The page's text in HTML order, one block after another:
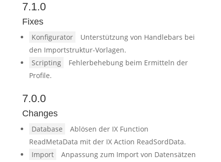
7.1.0
Fixes
Konfigurator
Unterstützung von Handlebars bei
den Importstruktur-Vorlagen.
Scripting
Fehlerbehebung beim Ermitteln der
Profile.
7.0.0
Changes
Database
Ablösen der IX Function
ReadMetaData mit der IX Action ReadSordData.
Import
Anpassung zum Import von Datensätzen